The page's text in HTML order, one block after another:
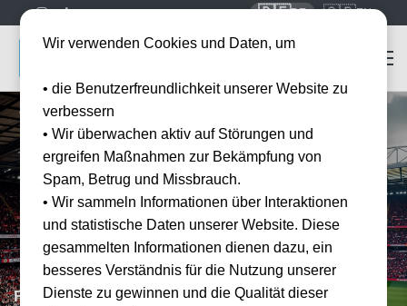
🇩🇪DE 🇬🇧EN
FC Southampton vs Swansea City
Wir verwenden Cookies und Daten, um
• die Benutzerfreundlichkeit unserer Website zu
verbessern
• Wir überwachen aktiv auf Störungen und
ergreifen Maßnahmen zur Bekämpfung von
Spam, Betrug und Missbrauch.
• Wir sammeln Informationen über Interaktionen
und statistische Daten unserer Website. Diese
gesammelten Informationen dienen dazu, ein
besseres Verständnis für die Nutzung unserer
Dienste zu gewinnen und die Qualität dieser